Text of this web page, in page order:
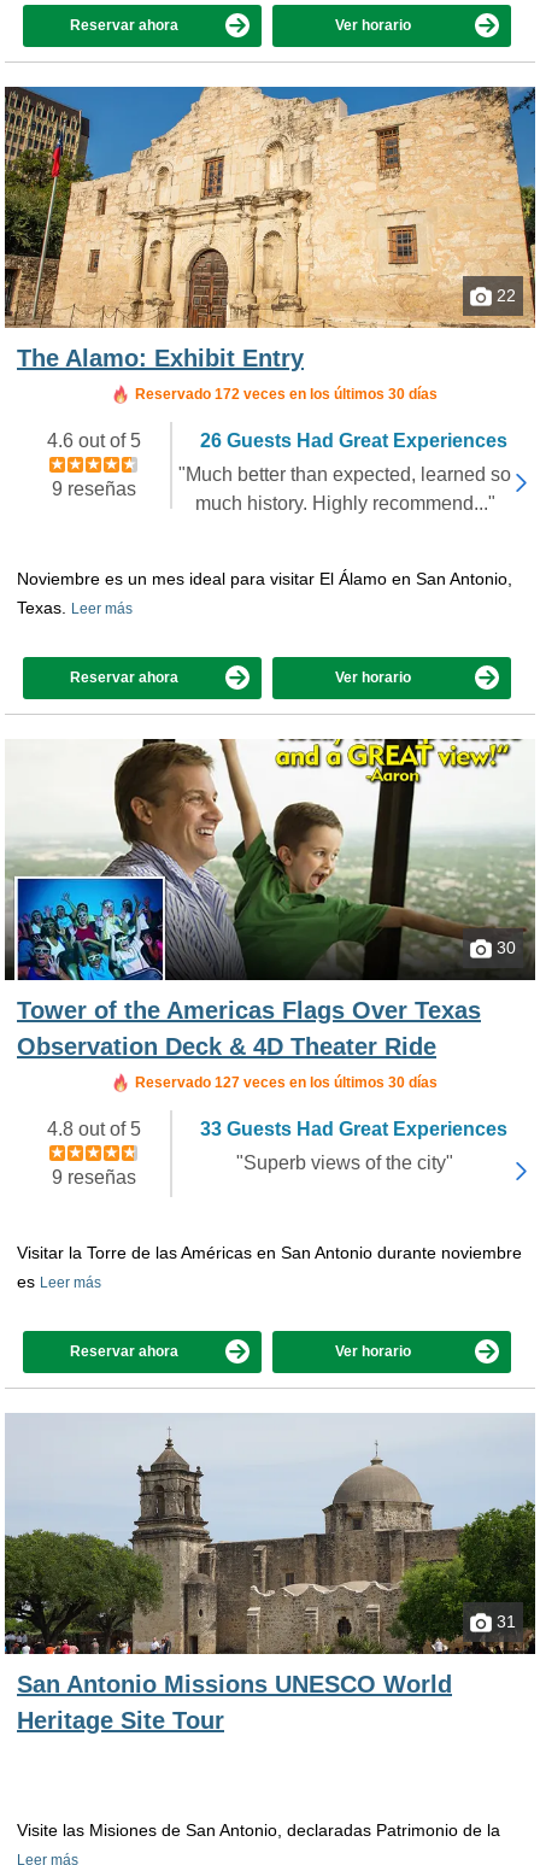
Reservar ahora Ver horario
22
The Alamo: Exhibit Entry
Reservado 172 veces en los últimos 30 días
4.6 out of 5
9 reseñas
26 Guests Had Great Experiences
"Much better than expected, learned so
much history. Highly recommend..."
Noviembre es un mes ideal para visitar El Álamo en San Antonio,
Texas.
Leer más
Reservar ahora Ver horario
30
Tower of the Americas Flags Over Texas
Observation Deck & 4D Theater Ride
Reservado en las últimas 9 horas
Reservado 127 veces en los últimos 30 días
4.8 out of 5
9 reseñas
33 Guests Had Great Experiences
"Superb views of the city"
Visitar la Torre de las Américas en San Antonio durante noviembre
es Leer más
Reservar ahora Ver horario
31
San Antonio Missions UNESCO World
Heritage Site Tour
Visite las Misiones de San Antonio, declaradas Patrimonio de la
Leer más